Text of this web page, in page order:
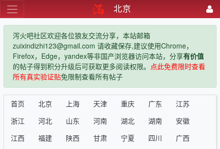
北京
泻火吧社区欢迎各位狼友交流分享，本站邮箱
zuixindizhi123@gmail.com 请收藏保存,建议使用Chrome，
Firefox，Edge，yandex等非国产浏览器访问本站，分享有价值
的帖子得到积分升级后可获取更多阅读权限。 点此免费限时查看
所有真实验证贴免限制查看所有帖子
首页 北京 上海 天津 重庆 广东
江苏
浙江
河北 山东 河南 湖北 湖南
安徽
江西
福建 陕西 甘肃 宁夏 四川
广西